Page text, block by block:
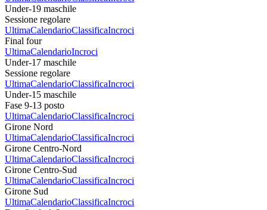
Under-19 maschile
Sessione regolare
UltimaCalendarioClassificaIncroci
Final four
UltimaCalendarioIncroci
Under-17 maschile
Sessione regolare
UltimaCalendarioClassificaIncroci
Under-15 maschile
Fase 9-13 posto
UltimaCalendarioClassificaIncroci
Girone Nord
UltimaCalendarioClassificaIncroci
Girone Centro-Nord
UltimaCalendarioClassificaIncroci
Girone Centro-Sud
UltimaCalendarioClassificaIncroci
Girone Sud
UltimaCalendarioClassificaIncroci